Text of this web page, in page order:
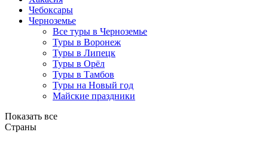
Чебоксары
Черноземье
Все туры в Черноземье
Туры в Воронеж
Туры в Липецк
Туры в Орёл
Туры в Тамбов
Туры на Новый год
Майские праздники
Показать все
Страны